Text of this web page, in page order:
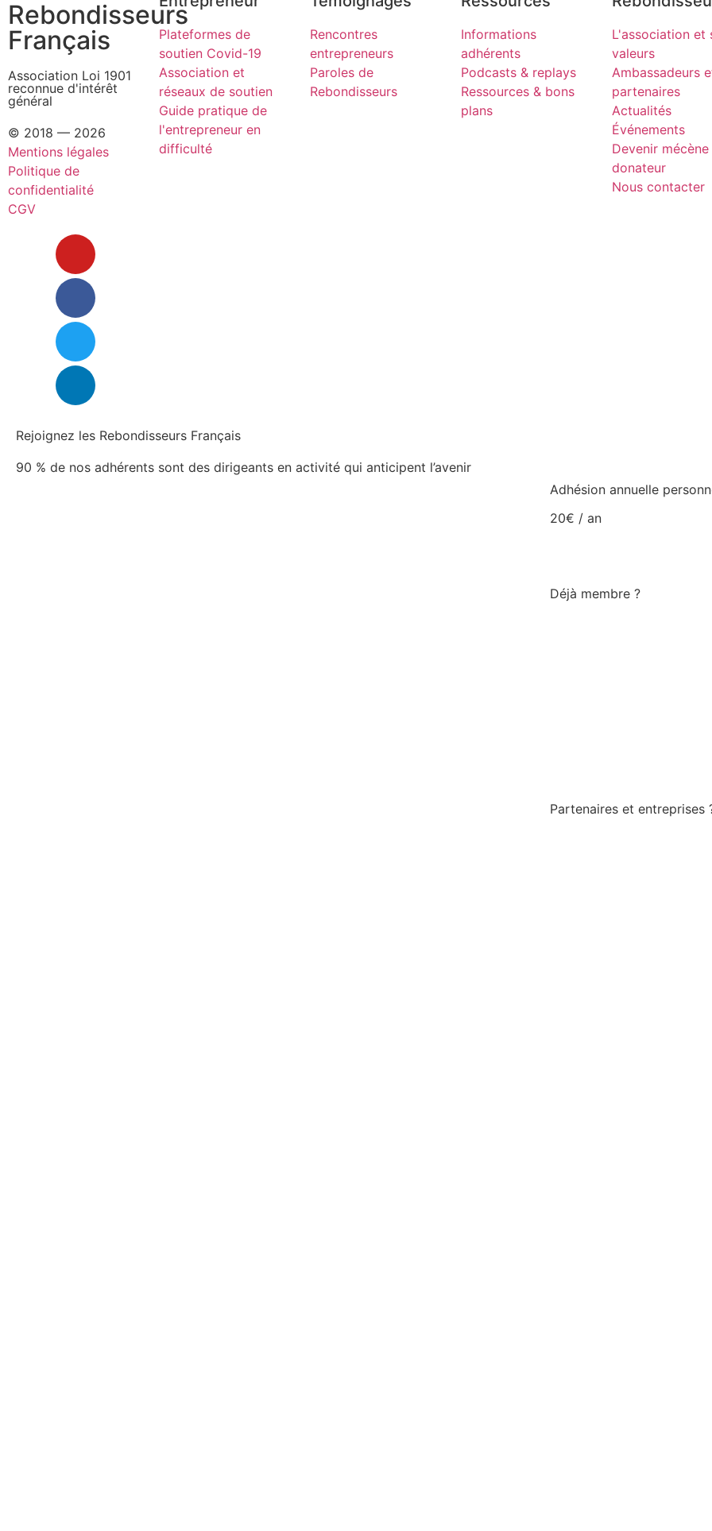
Rebondisseurs
Français
Association Loi 1901
reconnue d'intérêt
général
© 2018 — 2026
Mentions légales
Politique de
confidentialité
CGV
Plateformes de
soutien Covid-19
Association et
réseaux de soutien
Guide pratique de
l'entrepreneur en
difficulté
Rencontres
entrepreneurs
Paroles de
Rebondisseurs
Informations
adhérents
Podcasts & replays
Ressources & bons
plans
L'association et
valeurs
Ambassadeurs
partenaires
Actualités
Événements
Devenir
donateur
Nous contacter
Rejoignez les Rebondisseurs Français
90 % de nos adhérents sont des dirigeants en activité qui anticipent l’avenir
Adhésion annuelle
20€ / an
Déjà membre ?
Partenaires et entreprises